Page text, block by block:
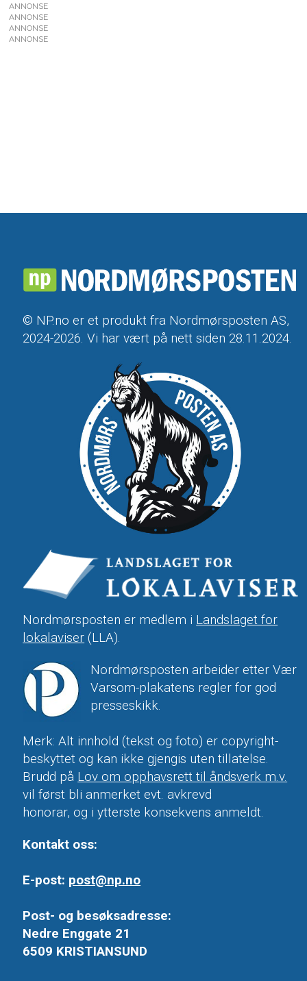
ANNONSE
ANNONSE
ANNONSE
ANNONSE
© NP.no er et produkt fra Nordmørsposten AS,
2024-2026. Vi har vært på nett siden 28.11.2024.
Nordmørsposten er medlem i Landslaget for
lokalaviser (LLA).
Nordmørsposten arbeider etter Vær
Varsom-plakatens regler for god
presseskikk.
Merk: Alt innhold (tekst og foto) er copyright-
beskyttet og kan ikke gjengis uten tillatelse.
Brudd på Lov om opphavsrett til åndsverk m.v.
vil først bli anmerket evt. avkrevd
honorar, og i ytterste konsekvens anmeldt.
Kontakt oss:
E-post: post@np.no
Post- og besøksadresse:
Nedre Enggate 21
6509 KRISTIANSUND